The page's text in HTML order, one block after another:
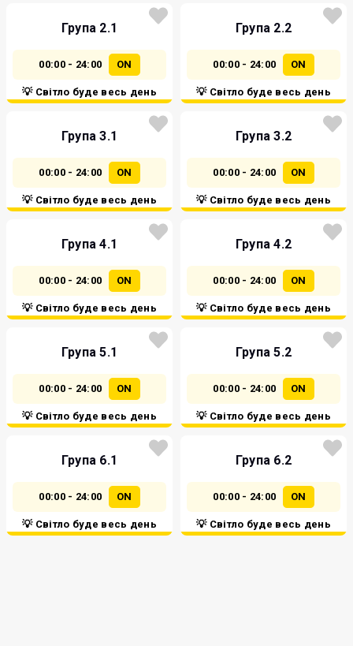
Група 2.1
00:00 - 24:00 ON
💡 Світло буде весь день
Група 2.2
00:00 - 24:00 ON
💡 Світло буде весь день
Група 3.1
00:00 - 24:00 ON
💡 Світло буде весь день
Група 3.2
00:00 - 24:00 ON
💡 Світло буде весь день
Група 4.1
00:00 - 24:00 ON
💡 Світло буде весь день
Група 4.2
00:00 - 24:00 ON
💡 Світло буде весь день
Група 5.1
00:00 - 24:00 ON
💡 Світло буде весь день
Група 5.2
00:00 - 24:00 ON
💡 Світло буде весь день
Група 6.1
00:00 - 24:00 ON
💡 Світло буде весь день
Група 6.2
00:00 - 24:00 ON
💡 Світло буде весь день